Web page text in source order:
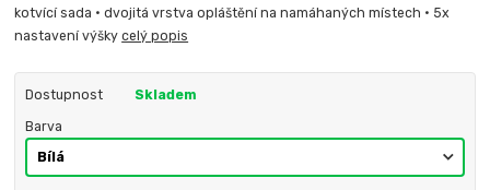
kotvící sada • dvojitá vrstva opláštění na namáhaných místech • 5x
nastavení výškycelý popis
Dostupnost Skladem
Barva